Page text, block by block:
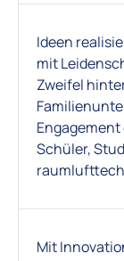
Ideen
mit
Zweifel
Engagement
Schüler,
Mit